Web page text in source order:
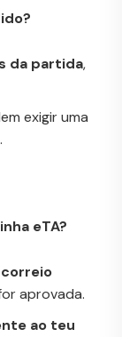
da partida,
exigir uma
.
eTA?
aprovada.
ao teu